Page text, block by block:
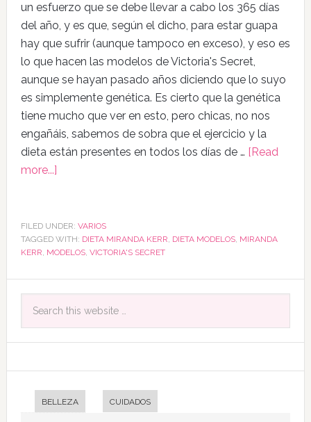
un esfuerzo que se debe llevar a cabo los 365 días
del año, y es que, según el dicho, para estar guapa
hay que sufrir (aunque tampoco en exceso), y eso es
lo que hacen las modelos de Victoria's Secret,
aunque se hayan pasado años diciendo que lo suyo
es simplemente genética. Es cierto que la genética
tiene mucho que ver en esto, pero chicas, no nos
engañáis, sabemos de sobra que el ejercicio y la
dieta están presentes en todos los días de … [Read
more...]
FILED UNDER: VARIOS
TAGGED WITH: DIETA MIRANDA KERR DIETA MODELOS, MIRANDA
KERR MODELOS, VICTORIA'S SECRET
BELLEZA CUIDADOS